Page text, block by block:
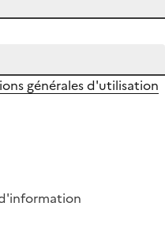
générales d'utilisation